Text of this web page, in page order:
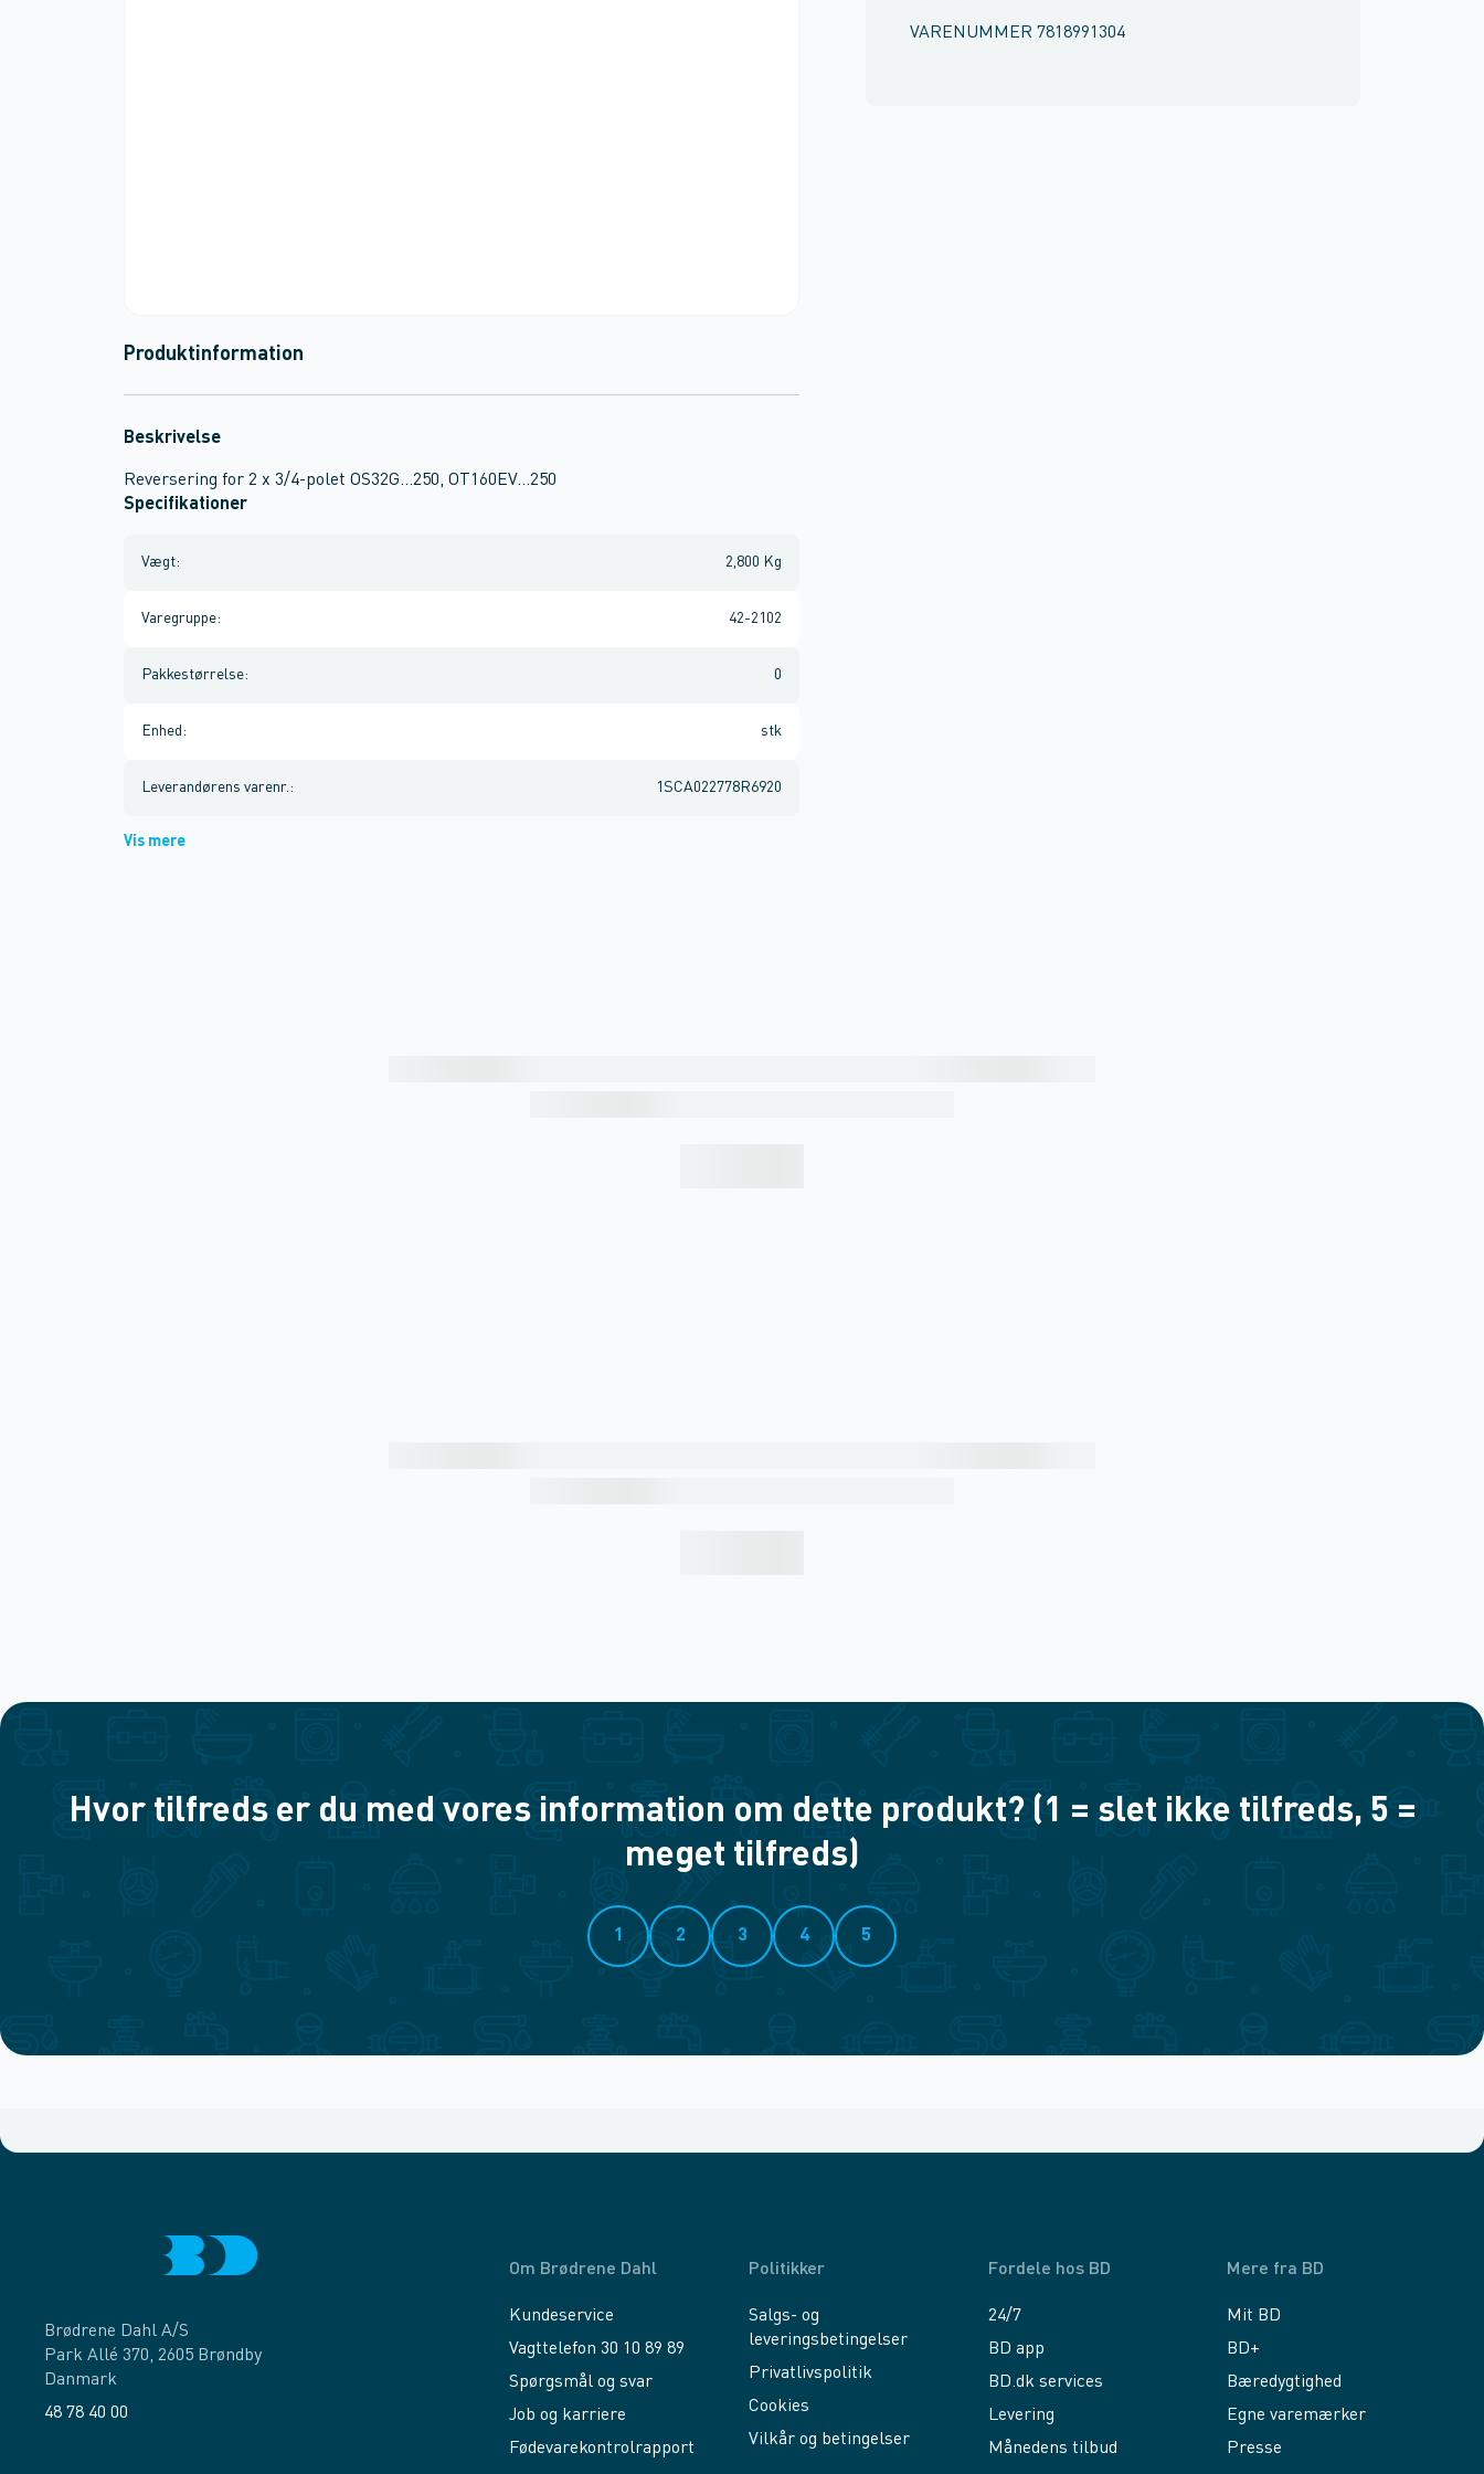
VARENUMMER 7818991304
Produktinformation
Beskrivelse
Reversering for 2 x 3/4-polet OS32G...250, OT160EV...250
Specifikationer
Vægt: 2,800 Kg
Varegruppe: 42-2102
Pakkestørrelse: 0
Enhed : stk
Leverandørens varenr. : 1SCA022778R6920
Vis mere
Hvor tilfreds er du med vores information om dette produkt? (1 = slet ikke tilfreds, 5 =
meget tilfreds)
1 2 3 4 5
Brødrene Dahl A/S
Park Allé 370, 2605 Brøndby
Danmark
48 78 40 00
Om Brødrene Dahl
Kundeservice
Vagttelefon 30 10 89 89
Spørgsmål og svar
Job og karriere
Fødevarekontrolrapport
Politikker
Salgs- og
leveringsbetingelser
Privatlivspolitik
Cookies
Vilkår og betingelser
Fordele hos BD
24/7
BD app
BD.dk services
Levering
Månedens tilbud
Mere fra BD
Mit BD
BD+
Bæredygtighed
Egne varemærker
Presse